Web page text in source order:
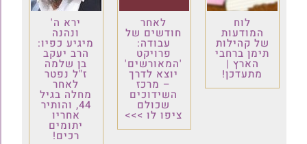
לוח
המודעות
של קהילות
תימן ברחבי
הארץ |
מתעדכן!
לאחר
חודשים של
עבודה:
פרויקט
'המאורשים'
יוצא לדרך
– מרכז
השידוכים
שכולם
ציפו לו >>>
ירא ה'
ונהנה
מיגיע כפיו:
הרב יעקב
בן שלמה
ז"ל נפטר
לאחר
מחלה בגיל
44, והותיר
אחריו
יתומים
רכים!